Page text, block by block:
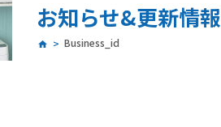
お知らせ&更新情報
Business_id